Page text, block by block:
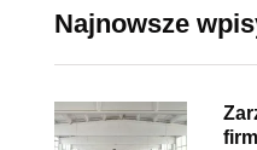
Najnowsze